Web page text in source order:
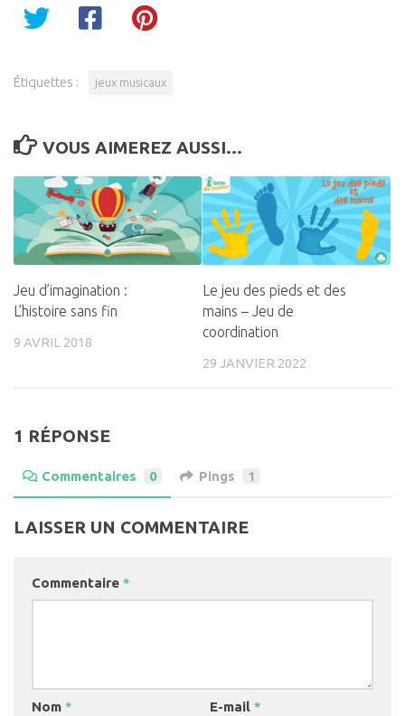
Étiquettes : jeux musicaux
VOUS AIMEREZ AUSSI...
Jeu d’imagination :
L’histoire sans fin
9 AVRIL 2018
Le jeu des pieds et des
mains – Jeu de
coordination
29 JANVIER 2022
1 RÉPONSE
Commentaires 0 Pings 1
LAISSER UN COMMENTAIRE
Commentaire *
Nom * E-mail *